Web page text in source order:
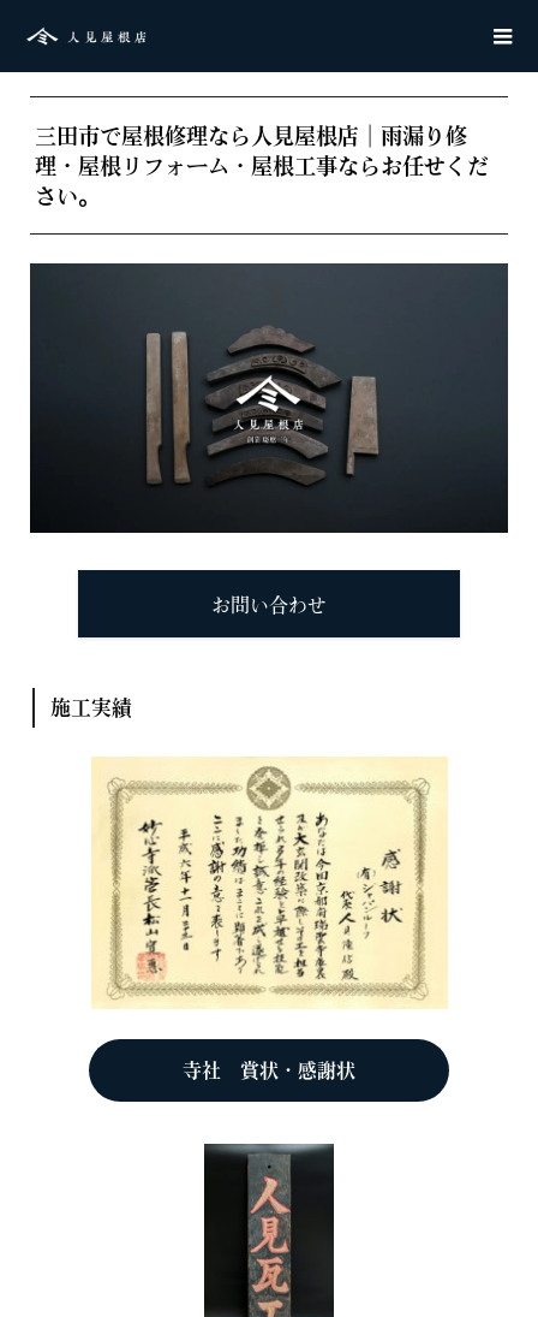
三田市で屋根修理なら人見屋根店｜雨漏り修
理・屋根リフォーム・屋根工事ならお任せくだ
さい。
お問い合わせ
施工実績
寺社 賞状・感謝状